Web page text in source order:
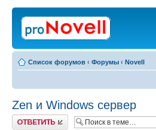
Список форумов ‹ Форумы ‹ Novell
Zen и Windows сервер
Ответить